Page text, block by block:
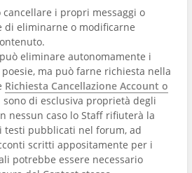
i propri messaggi o
di eliminarne o modificarne
eliminare autonomamente i
ma può farne richiesta nella
Richiesta Cancellazione Account o
sono di esclusiva proprietà degli
nessun caso lo Staff rifiuterà la
testi pubblicati nel forum, ad
scritti appositamente per i
potrebbe essere necessario